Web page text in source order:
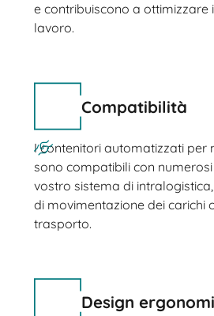
e contribuiscono a ottimizzare
lavoro.
Compatibilità
I contenitori automatizzati per
sono compatibili con
vostro sistema di
di movimentazione dei carichi
trasporto.
Design